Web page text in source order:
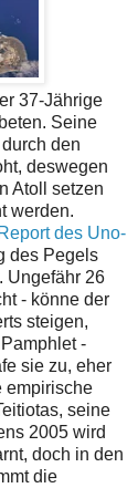
37-Jährige
Seine
den
deswegen
Atoll setzen
werden.
Report des Uno-
des Pegels
Ungefähr 26
- könne der
steigen,
-
sie zu, eher
empirische
seine
2005 wird
doch in den
die